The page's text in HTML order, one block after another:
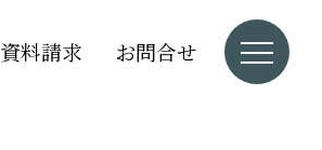
資料請求 お問合せ